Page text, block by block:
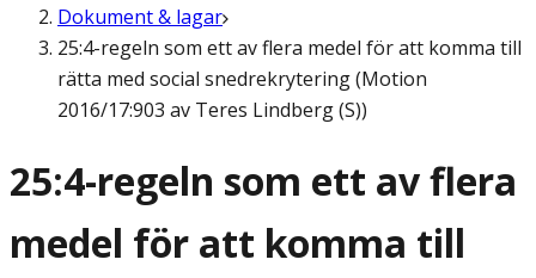
Dokument & lagar
25:4-regeln som ett av flera medel för att komma till
rätta med social snedrekrytering (Motion
2016/17:903 av Teres Lindberg (S))
25:4-regeln som ett av flera
medel för att komma till